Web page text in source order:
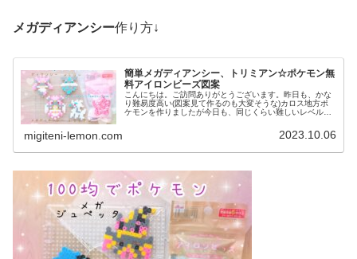
メガディアンシー作り方↓
簡単メガディアンシー、トリミアン☆ポケモン無
料アイロンビーズ図案
こんにちは。ご訪問ありがとうございます。昨日も、かな
り難易度高い(図案見て作るのも大変そうな)カロス地方ポ
ケモンを作りましたが今日も、同じくらい難しいレベルの
migiteni-lemon.com 2023.10.06